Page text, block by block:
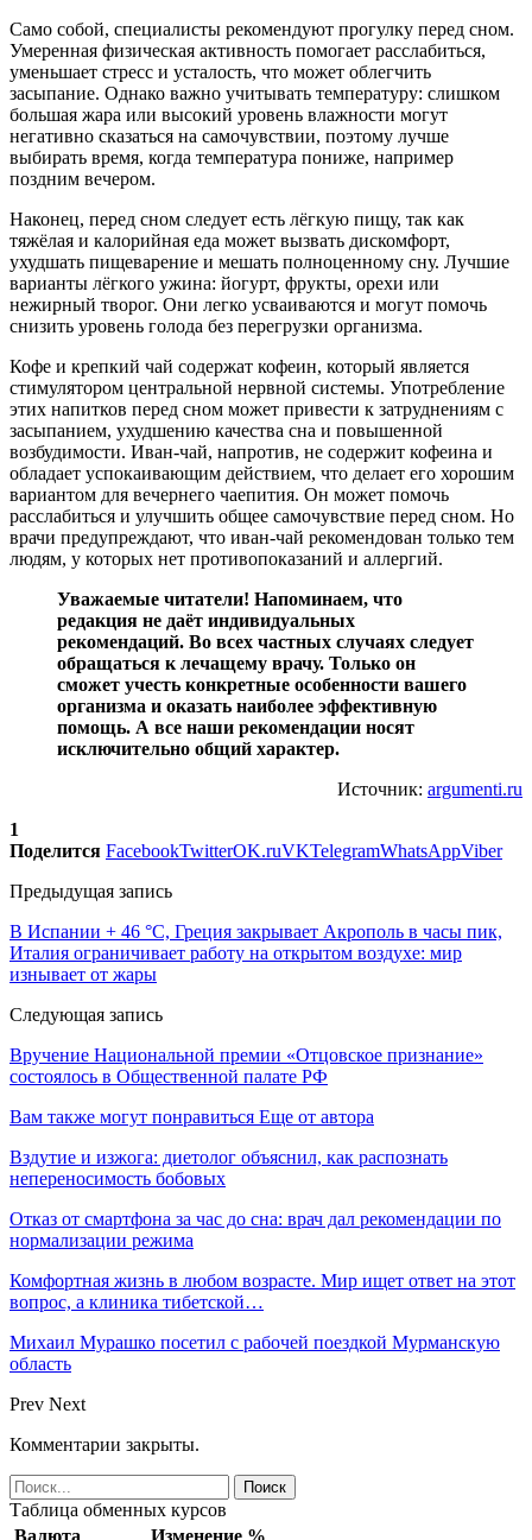
Само собой, специалисты рекомендуют прогулку перед сном.
Умеренная физическая активность помогает расслабиться,
уменьшает стресс и усталость, что может облегчить
засыпание. Однако важно учитывать температуру: слишком
большая жара или высокий уровень влажности могут
негативно сказаться на самочувствии, поэтому лучше
выбирать время, когда температура пониже, например
поздним вечером.
Наконец, перед сном следует есть лёгкую пищу, так как
тяжёлая и калорийная еда может вызвать дискомфорт,
ухудшать пищеварение и мешать полноценному сну. Лучшие
варианты лёгкого ужина: йогурт, фрукты, орехи или
нежирный творог. Они легко усваиваются и могут помочь
снизить уровень голода без перегрузки организма.
Кофе и крепкий чай содержат кофеин, который является
стимулятором центральной нервной системы. Употребление
этих напитков перед сном может привести к затруднениям с
засыпанием, ухудшению качества сна и повышенной
возбудимости. Иван-чай, напротив, не содержит кофеина и
обладает успокаивающим действием, что делает его хорошим
вариантом для вечернего чаепития. Он может помочь
расслабиться и улучшить общее самочувствие перед сном. Но
врачи предупреждают, что иван-чай рекомендован только тем
людям, у которых нет противопоказаний и аллергий.
Уважаемые читатели! Напоминаем, что
редакция не даёт индивидуальных
рекомендаций. Во всех частных случаях следует
обращаться к лечащему врачу. Только он
сможет учесть конкретные особенности вашего
организма и оказать наиболее эффективную
помощь. А все наши рекомендации носят
исключительно общий характер.
Источник: argumenti.ru
1
Поделится FacebookTwitterOK.ruVKTelegramWhatsAppViber
Предыдущая запись
В Испании + 46 °C, Греция закрывает Акрополь в часы пик,
Италия ограничивает работу на открытом воздухе: мир
изнывает от жары
Следующая запись
Вручение Национальной премии «Отцовское признание»
состоялось в Общественной палате РФ
Вам также могут понравиться Еще от автора
Вздутие и изжога: диетолог объяснил, как распознать
непереносимость бобовых
Отказ от смартфона за час до сна: врач дал рекомендации по
нормализации режима
Комфортная жизнь в любом возрасте. Мир ищет ответ на этот
вопрос, а клиника тибетской…
Михаил Мурашко посетил с рабочей поездкой Мурманскую
область
Prev Next
Комментарии закрыты.
Таблица обменных курсов
Валюта
Изменение %